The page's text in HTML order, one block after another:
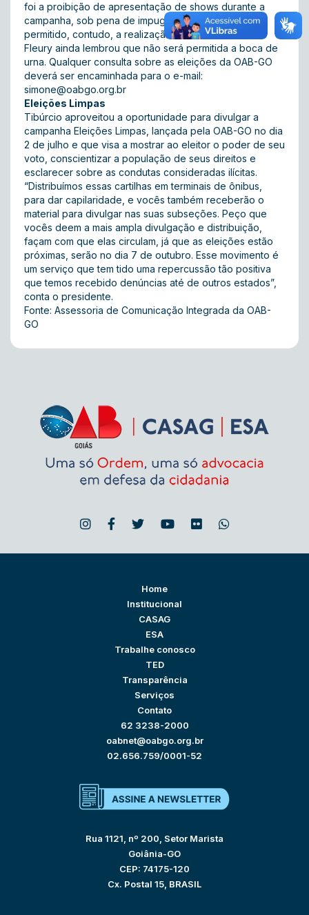
foi a proibição de apresentação de shows durante a
campanha, sob pena de impugnação da chapa. É
permitido, contudo, a realização de festas.
Fleury ainda lembrou que não será permitida a boca de
urna. Qualquer consulta sobre as eleições da OAB-GO
deverá ser encaminhada para o e-mail:
simone@oabgo.org.br
Eleições Limpas
Tibúrcio aproveitou a oportunidade para divulgar a
campanha Eleições Limpas , lançada pela OAB-GO no dia
2 de julho e que visa a mostrar ao eleitor o poder de seu
voto, conscientizar a população de seus direitos e
esclarecer sobre as condutas consideradas ilícitas.
“Distribuímos essas cartilhas em terminais de ônibus,
para dar capilaridade, e vocês também receberão o
material para divulgar nas suas subseções. Peço que
vocês deem a mais ampla divulgação e distribuição,
façam com que elas circulam, já que as eleições estão
próximas, serão no dia 7 de outubro. Esse movimento é
um serviço que tem tido uma repercussão tão positiva
que temos recebido denúncias até de outros estados”,
conta o presidente.
Fonte: Assessoria de Comunicação Integrada da OAB-
GO
Home
Institucional
CASAG
ESA
Trabalhe conosco
TED
Transparência
Serviços
Contato
62 3238-2000
oabnet@oabgo.org.br
02.656.759/0001-52
Rua 1121, nº 200, Setor Marista
Goiânia-GO
CEP: 74175-120
Cx. Postal 15, BRASIL